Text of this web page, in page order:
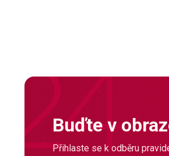
Buďte v
Přihlaste se k odběru